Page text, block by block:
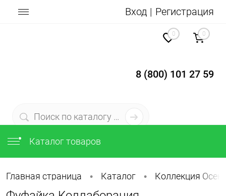
Вход Регистрация
8 (800) 101 27 59
0 0
Каталог товаров
Главная страница • Каталог • Коллекция